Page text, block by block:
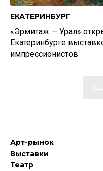
ЕКАТЕРИНБУРГ
«Эрмитаж — Урал»
Екатеринбурге
импрессионистов
Арт-рынок
Выставки
Театр